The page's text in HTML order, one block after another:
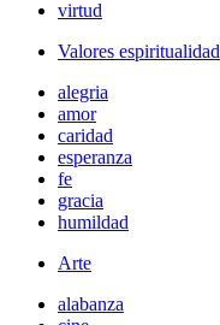
virtud
Valores espiritualidad
alegria
amor
caridad
esperanza
fe
gracia
humildad
Arte
alabanza